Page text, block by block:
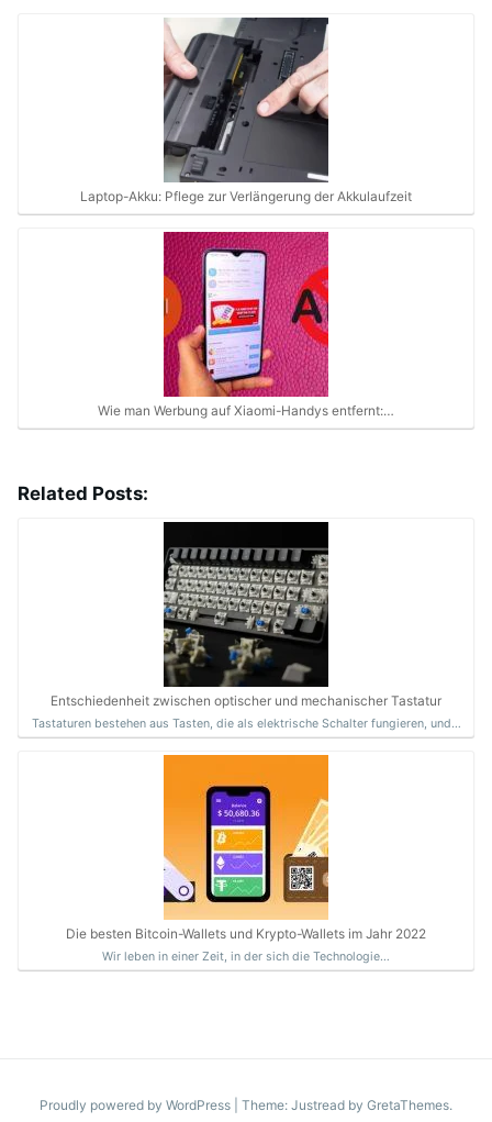
Laptop-Akku: Pflege zur Verlängerung der Akkulaufzeit
Wie man Werbung auf Xiaomi-Handys entfernt:…
Related Posts:
Entschiedenheit zwischen optischer und mechanischer Tastatur
Tastaturen bestehen aus Tasten, die als elektrische Schalter fungieren, und…
Die besten Bitcoin-Wallets und Krypto-Wallets im Jahr 2022
Wir leben in einer Zeit, in der sich die Technologie…
Proudly powered by WordPress Theme: Justread by GretaThemes.